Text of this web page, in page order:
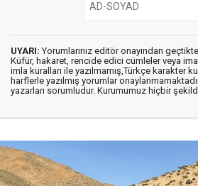
UYARI: Yorumlarınız editör onayından
Küfür, hakaret, rencide edici cümleler veya
imla kuralları ile yazılmamış,Türkçe karakter
harflerle yazılmış yorumlar
yazarları sorumludur. Kurumumuz hiçbir